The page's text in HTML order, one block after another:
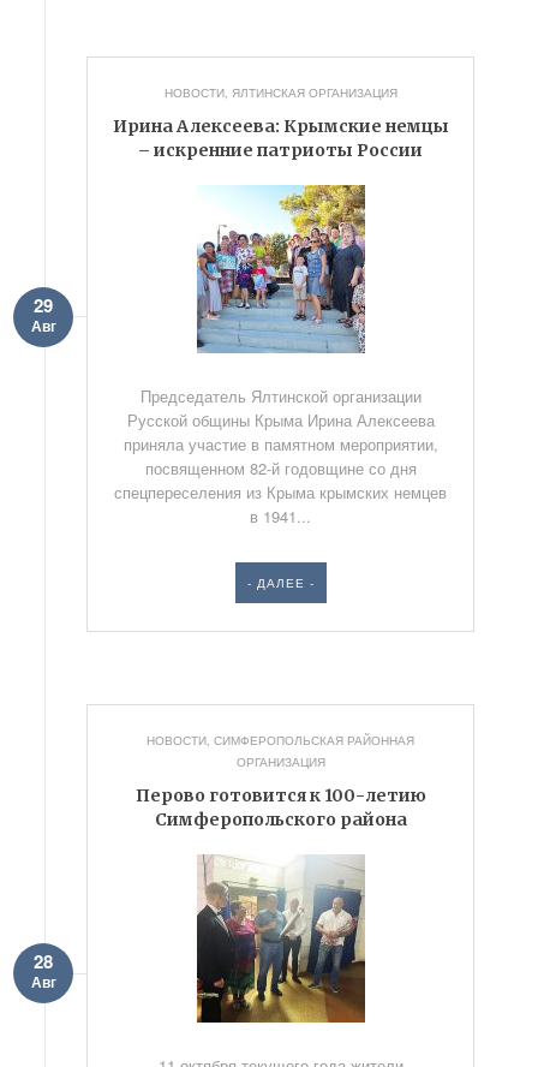
НОВОСТИ, ЯЛТИНСКАЯ ОРГАНИЗАЦИЯ
Ирина Алексеева: Крымские немцы
– искренние патриоты России
29
Авг
Председатель Ялтинской организации
Русской общины Крыма Ирина Алексеева
приняла участие в памятном мероприятии,
посвященном 82-й годовщине со дня
спецпереселения из Крыма крымских немцев
в 1941...
- ДАЛЕЕ -
НОВОСТИ,СИМФЕРОПОЛЬСКАЯ РАЙОННАЯ
ОРГАНИЗАЦИЯ
Перово готовится к 100-летию
Симферопольского района
28
Авг